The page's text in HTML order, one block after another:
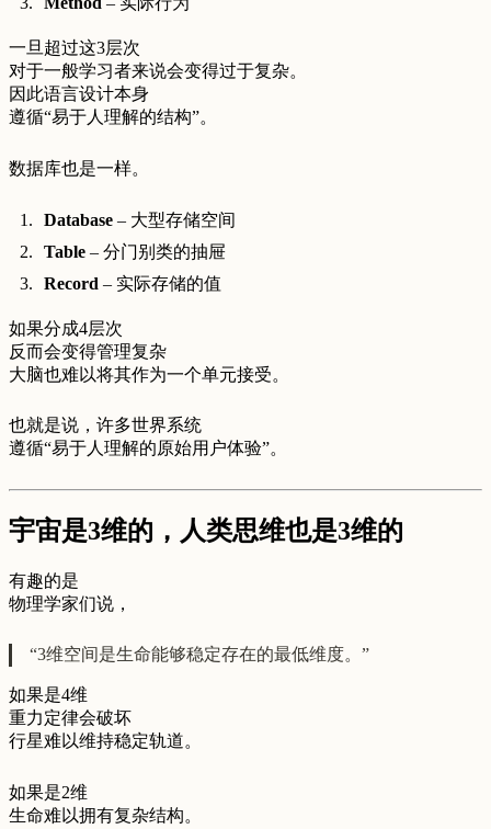
一旦超过这3层次
对于一般学习者来说会变得过于复杂。
因此语言设计本身
遵循“易于人理解的结构”。
数据库也是一样。
Database – 大型存储空间
Table – 分门别类的抽屉
Record – 实际存储的值
如果分成4层次
反而会变得管理复杂
大脑也难以将其作为一个单元接受。
也就是说，许多世界系统
遵循“易于人理解的原始用户体验”。
宇宙是3维的，人类思维也是3维的
有趣的是
物理学家们说，
“3维空间是生命能够稳定存在的最低维度。”
如果是4维
重力定律会破坏
行星难以维持稳定轨道。
如果是2维
生命难以拥有复杂结构。